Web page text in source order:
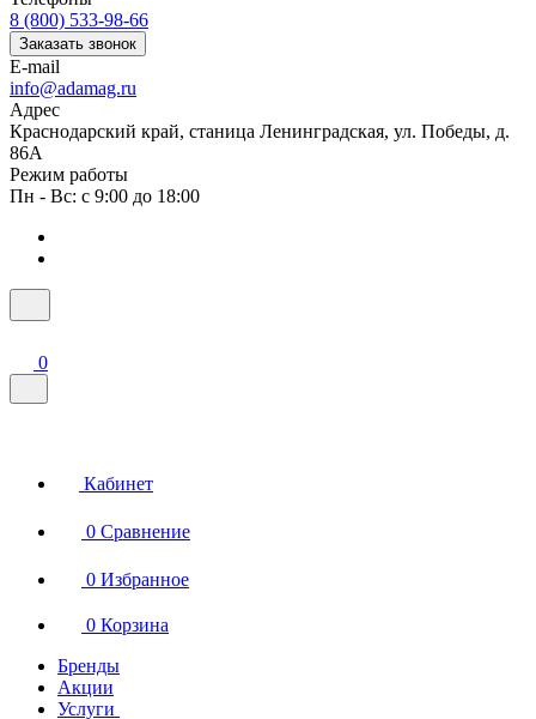
Заказать звонок
E-mail
info@adamag.ru
Адрес
Краснодарский край, станица Ленинградская, ул. Победы, д.
86А
Режим работы
Пн - Вс: с 9:00 до 18:00
Избранное
0 Корзина
Бренды
Акции
Услуги